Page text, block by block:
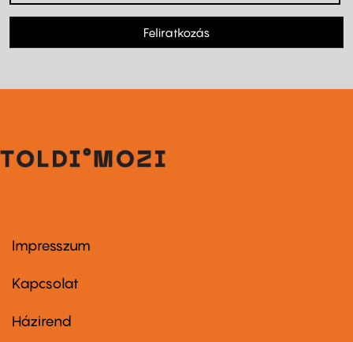
Feliratkozás
Footer
first
Impresszum
Kapcsolat
Footer
Házirend